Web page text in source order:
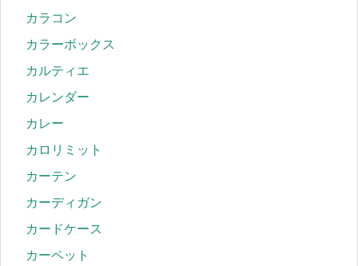
カラコン
カラーボックス
カルティエ
カレンダー
カレー
カロリミット
カーテン
カーディガン
カードケース
カーペット